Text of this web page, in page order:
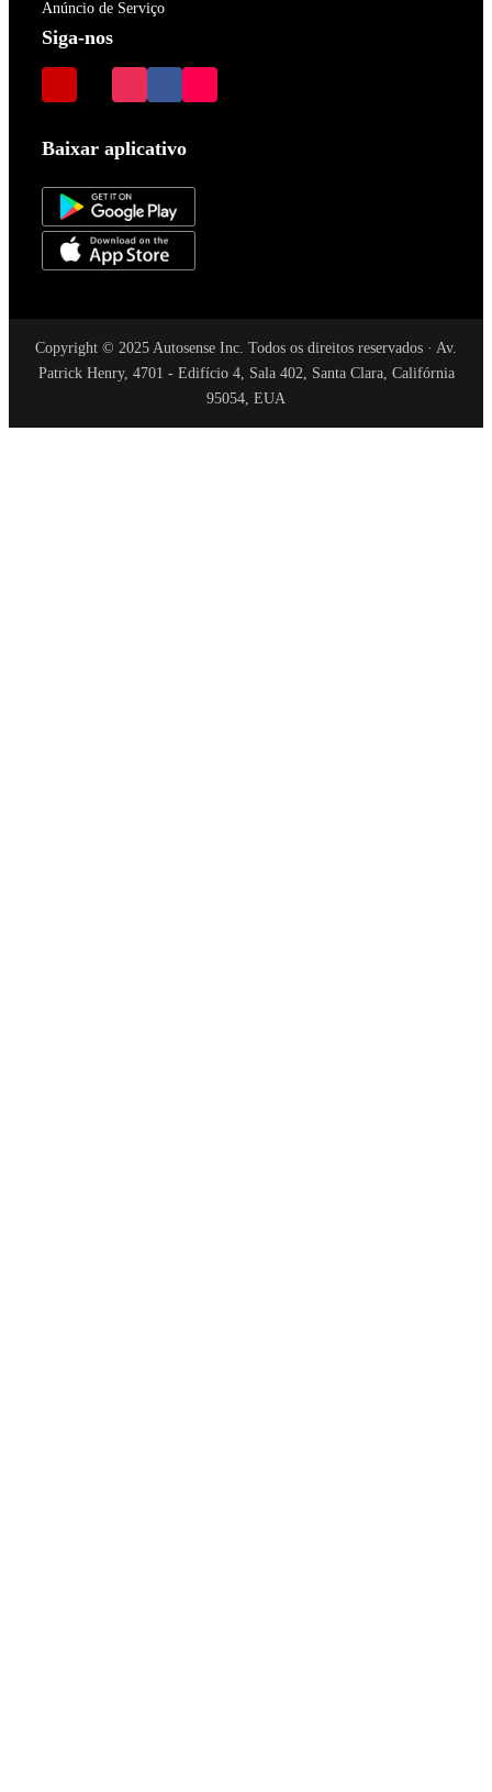
Anúncio de Serviço
Siga-nos
Baixar aplicativo
Copyright © 2025 Autosense Inc. Todos os direitos reservados · Av.
Patrick Henry, 4701 - Edifício 4, Sala 402, Santa Clara, Califórnia
95054, EUA